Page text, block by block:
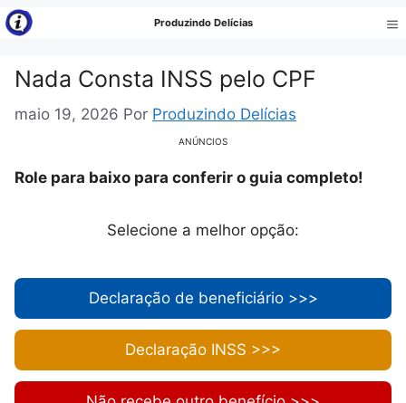
Pular
para
conteúdo
Produzindo Delícias
Nada Consta INSS pelo CPF
maio 19, 2026 Por Produzindo Delícias
ANÚNCIOS
Role para baixo para conferir o guia completo!
Selecione a melhor opção:
Declaração de beneficiário >>>
Declaração INSS >>>